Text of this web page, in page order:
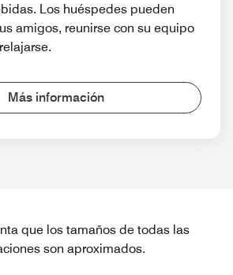
Los huéspedes pueden
amigos, reunirse con su equipo
Más información
que los tamaños de todas las
son aproximados.